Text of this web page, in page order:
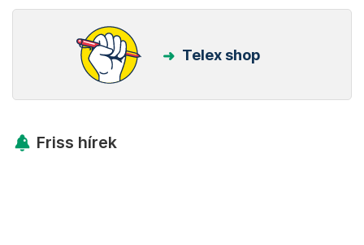
Telex shop
Friss hírek